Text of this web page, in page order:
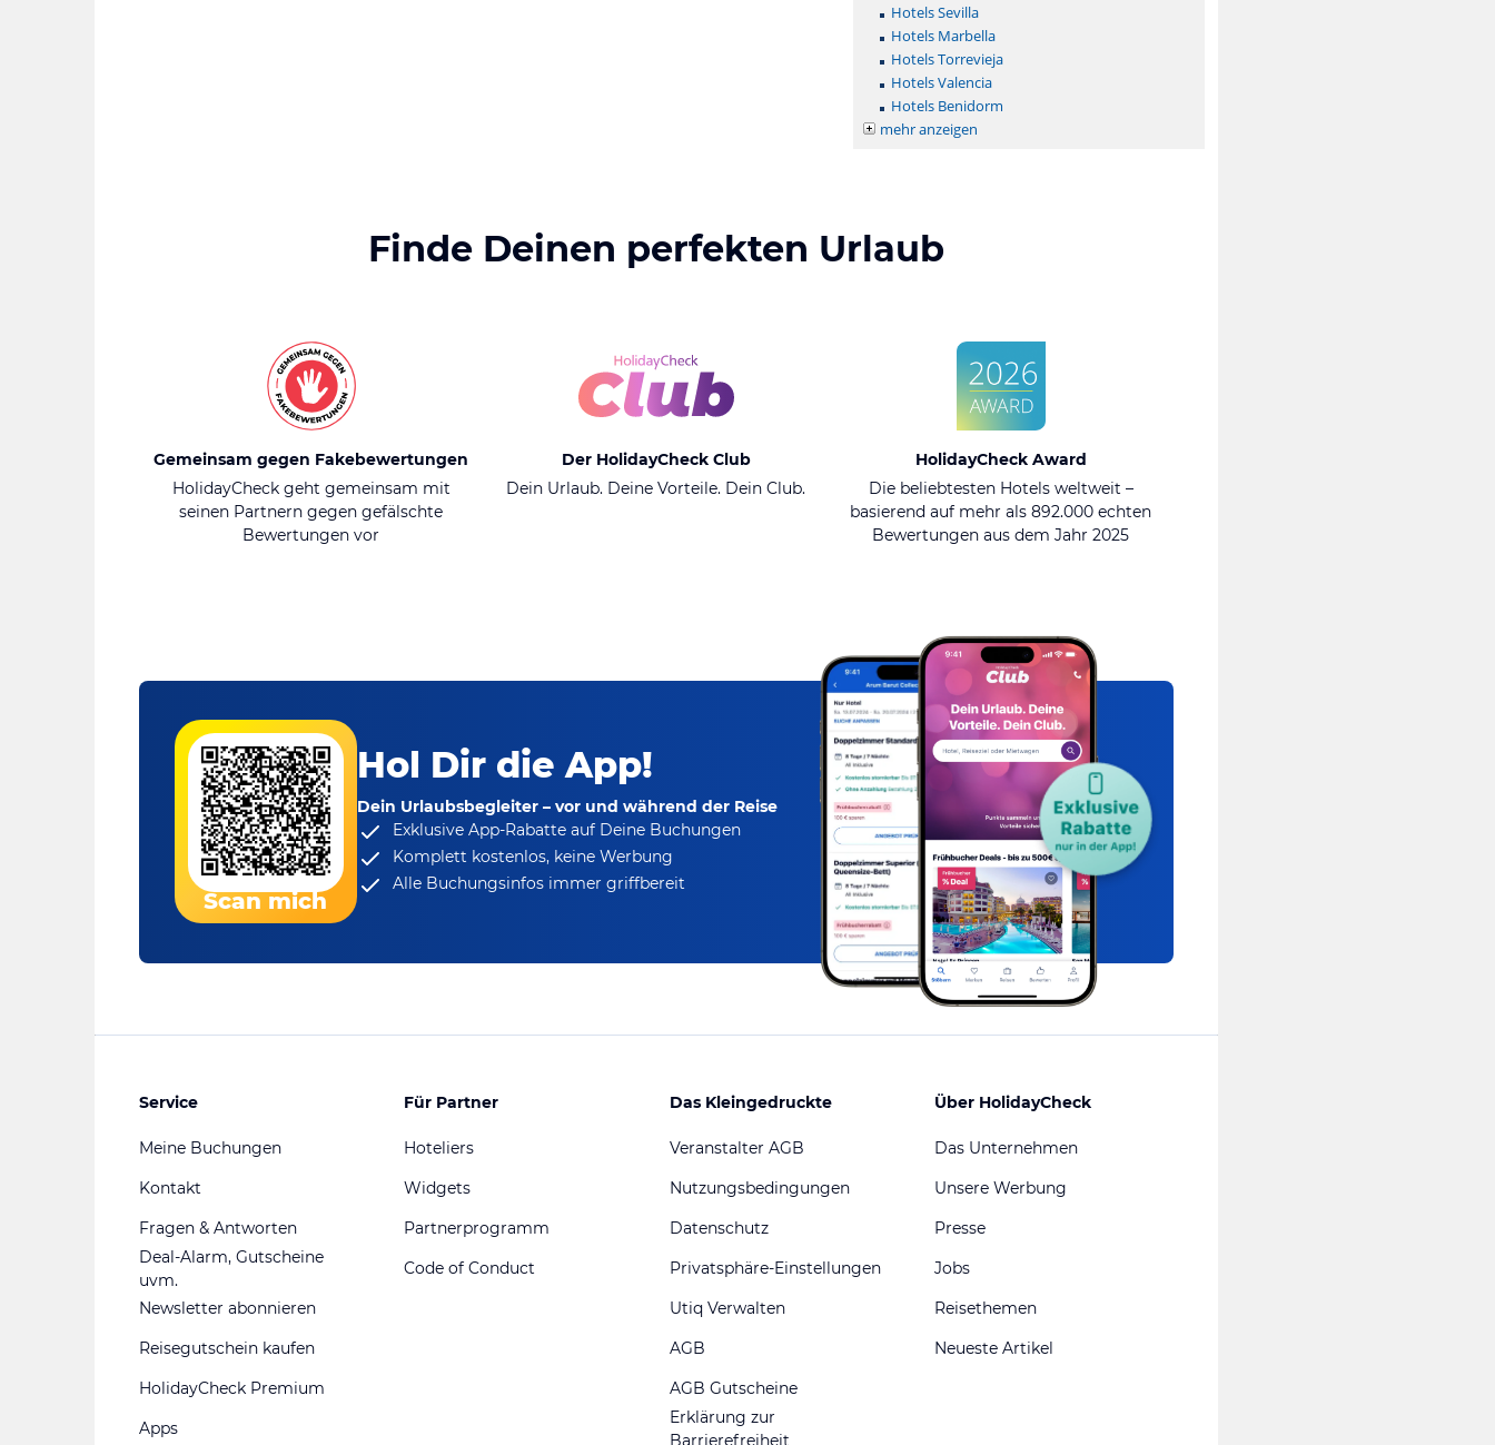
Hotels Sevilla
Hotels Marbella
Hotels Torrevieja
Hotels Valencia
Hotels Benidorm
mehr anzeigen
Finde Deinen perfekten Urlaub
Gemeinsam gegen Fakebewertungen
HolidayCheck geht gemeinsam mit
seinen Partnern gegen gefälschte
Bewertungen vor
Der HolidayCheck Club
Dein Urlaub. Deine Vorteile. Dein Club.
HolidayCheck Award
Die beliebtesten Hotels weltweit –
basierend auf mehr als 892.000 echten
Bewertungen aus dem Jahr 2025
Scan mich
Hol Dir die App!
Dein Urlaubsbegleiter – vor und während der Reise
Exklusive App-Rabatteauf Deine Buchungen
Komplett kostenlos, keine Werbung
Alle Buchungsinfos immer griffbereit
Service
Meine Buchungen
Kontakt
Fragen & Antworten
Deal-Alarm, Gutscheine
uvm.
Newsletter abonnieren
Reisegutschein kaufen
HolidayCheck Premium
Apps
Für Partner
Hoteliers
Widgets
Partnerprogramm
Code of Conduct
Das Kleingedruckte
Veranstalter AGB
Nutzungsbedingungen
Datenschutz
Privatsphäre-Einstellungen
Utiq Verwalten
AGB
AGB Gutscheine
Erklärung zur
Barrierefreiheit
Über HolidayCheck
Das Unternehmen
Unsere Werbung
Presse
Jobs
Reisethemen
Neueste Artikel